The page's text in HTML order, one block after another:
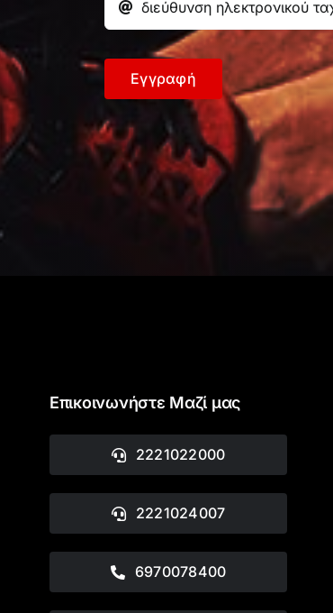
Εγγραφή
Επικοινωνήστε Μαζί μας
2221022000
2221024007
6970078400